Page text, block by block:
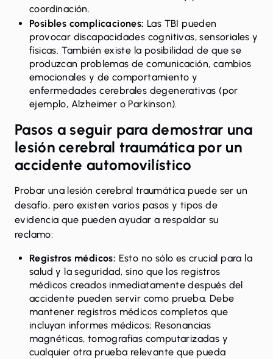
coordinación.
Posibles complicaciones: Las TBI pueden
provocar discapacidades cognitivas, sensoriales y
físicas. También existe la posibilidad de que se
produzcan problemas de comunicación, cambios
emocionales y de comportamiento y
enfermedades cerebrales degenerativas (por
ejemplo, Alzheimer o Parkinson).
Pasos a seguir para demostrar una
lesión cerebral traumática por un
accidente automovilístico
Probar una lesión cerebral traumática puede ser un
desafío, pero existen varios pasos y tipos de
evidencia que pueden ayudar a respaldar su
reclamo:
Registros médicos: Esto no sólo es crucial para la
salud y la seguridad, sino que los registros
médicos creados inmediatamente después del
accidente pueden servir como prueba. Debe
mantener registros médicos completos que
incluyan informes médicos; Resonancias
magnéticas, tomografías computarizadas y
cualquier otra prueba relevante que pueda